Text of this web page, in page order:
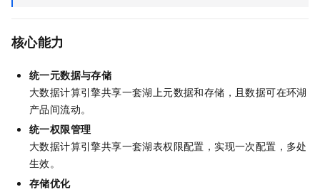
核心能力
统一元数据与存储
大数据计算引擎共享一套湖上元数据和存储，且数据可在环湖
产品间流动。
统一权限管理
大数据计算引擎共享一套湖表权限配置，实现一次配置，多处
生效。
存储优化